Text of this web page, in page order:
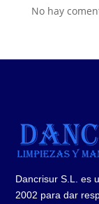
No hay
Dancrisur S.L. es
2002 para dar